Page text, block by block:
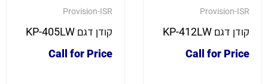
Provision-ISR
קודן דגם KP-412LW
Call for Price
Provision-ISR
קודן דגם KP-405LW
Call for Price